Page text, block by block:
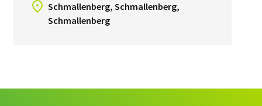
Schmallenberg, Schmallenberg,
Schmallenberg